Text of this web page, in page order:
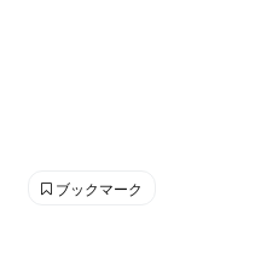
ブックマーク